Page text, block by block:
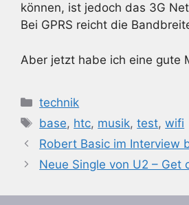
können, ist jedoch das 3G
Bei GPRS reicht die
Aber jetzt habe ich eine gute
Kategorien
technik
Schlagwörter
base, htc, musik,test,wifi
Robert Basic im Interview
Neue Single von U2 – Get